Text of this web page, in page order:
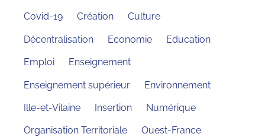
Covid-19 Création Culture
Décentralisation Economie Education
Emploi Enseignement
Enseignement supérieur Environnement
Ille-et-Vilaine Insertion Numérique
Organisation Territoriale Ouest-France